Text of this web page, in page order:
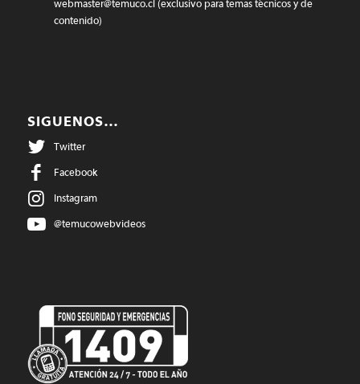
webmaster@temuco.cl(exclusivo para temas técnicos y de
contenido)
SIGUENOS…
Twitter
Facebook
Instagram
@temucowebvideos